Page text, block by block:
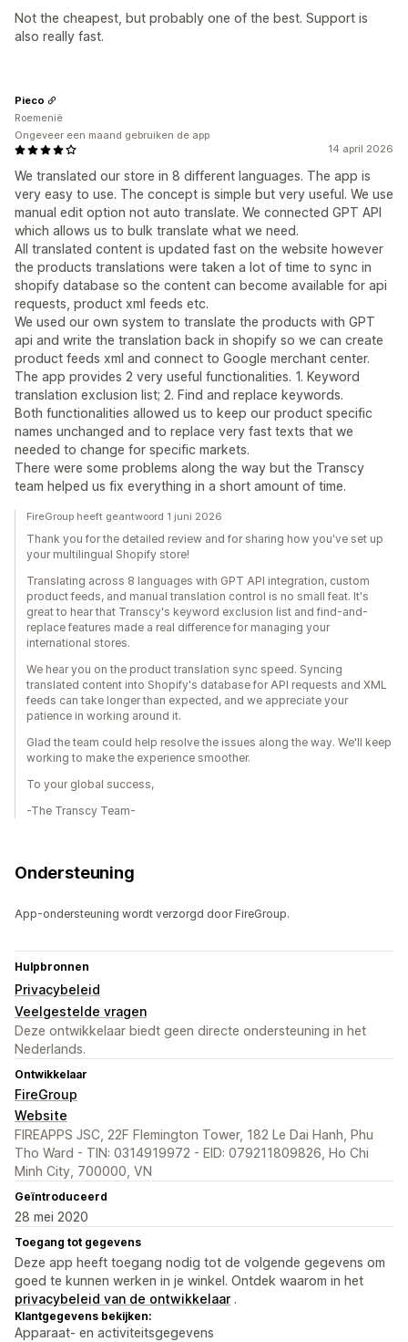
Not the cheapest, but probably one of the best. Support is
also really fast.
14 april 2026
We translated our store in 8 different languages. The app is
very easy to use. The concept is simple but very useful. We use
manual edit option not auto translate. We connected GPT API
which allows us to bulk translate what we need.
All translated content is updated fast on the website however
the products translations were taken a lot of time to sync in
shopify database so the content can become available for api
requests, product xml feeds etc.
We used our own system to translate the products with GPT
api and write the translation back in shopify so we can create
product feeds xml and connect to Google merchant center.
The app provides 2 very useful functionalities. 1. Keyword
translation exclusion list; 2. Find and replace keywords.
Both functionalities allowed us to keep our product specific
names unchanged and to replace very fast texts that we
needed to change for specific markets.
There were some problems along the way but the Transcy
team helped us fix everything in a short amount of time.
Pieco
Roemenië
Ongeveer een maand gebruiken de app
FireGroup heeft geantwoord 1 juni 2026
Thank you for the detailed review and for sharing how you've set up
your multilingual Shopify store!
Translating across 8 languages with GPT API integration, custom
product feeds, and manual translation control is no small feat. It's
great to hear that Transcy's keyword exclusion list and find-and-
replace features made a real difference for managing your
international stores.
We hear you on the product translation sync speed. Syncing
translated content into Shopify's database for API requests and XML
feeds can take longer than expected, and we appreciate your
patience in working around it.
Glad the team could help resolve the issues along the way. We'll keep
working to make the experience smoother.
To your global success,
-The Transcy Team-
Ondersteuning
App-ondersteuning wordt verzorgd door FireGroup.
Hulpbronnen
Privacybeleid
Veelgestelde vragen
Deze ontwikkelaar biedt geen directe ondersteuning in het
Nederlands.
Ontwikkelaar
FireGroup
Website
FIREAPPS JSC, 22F Flemington Tower, 182 Le Dai Hanh, Phu
Tho Ward - TIN: 0314919972 - EID: 079211809826, Ho Chi
Minh City, 700000, VN
Geïntroduceerd
28 mei 2020
Toegang tot gegevens
Deze app heeft toegang nodig tot de volgende gegevens om
goed te kunnen werken in je winkel. Ontdek waarom in het
privacybeleid van de ontwikkelaar .
Klantgegevens bekijken:
Apparaat- en activiteitsgegevens